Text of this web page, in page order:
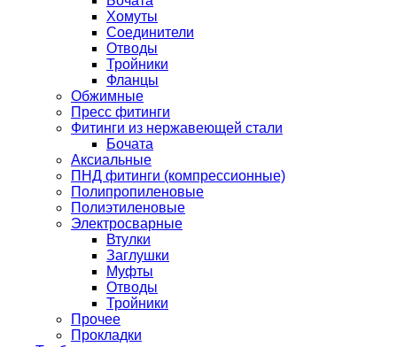
Хомуты
Соединители
Отводы
Тройники
Фланцы
Обжимные
Пресс фитинги
Фитинги из нержавеющей стали
Бочата
Аксиальные
ПНД фитинги (компрессионные)
Полипропиленовые
Полиэтиленовые
Электросварные
Втулки
Заглушки
Муфты
Отводы
Тройники
Прочее
Прокладки